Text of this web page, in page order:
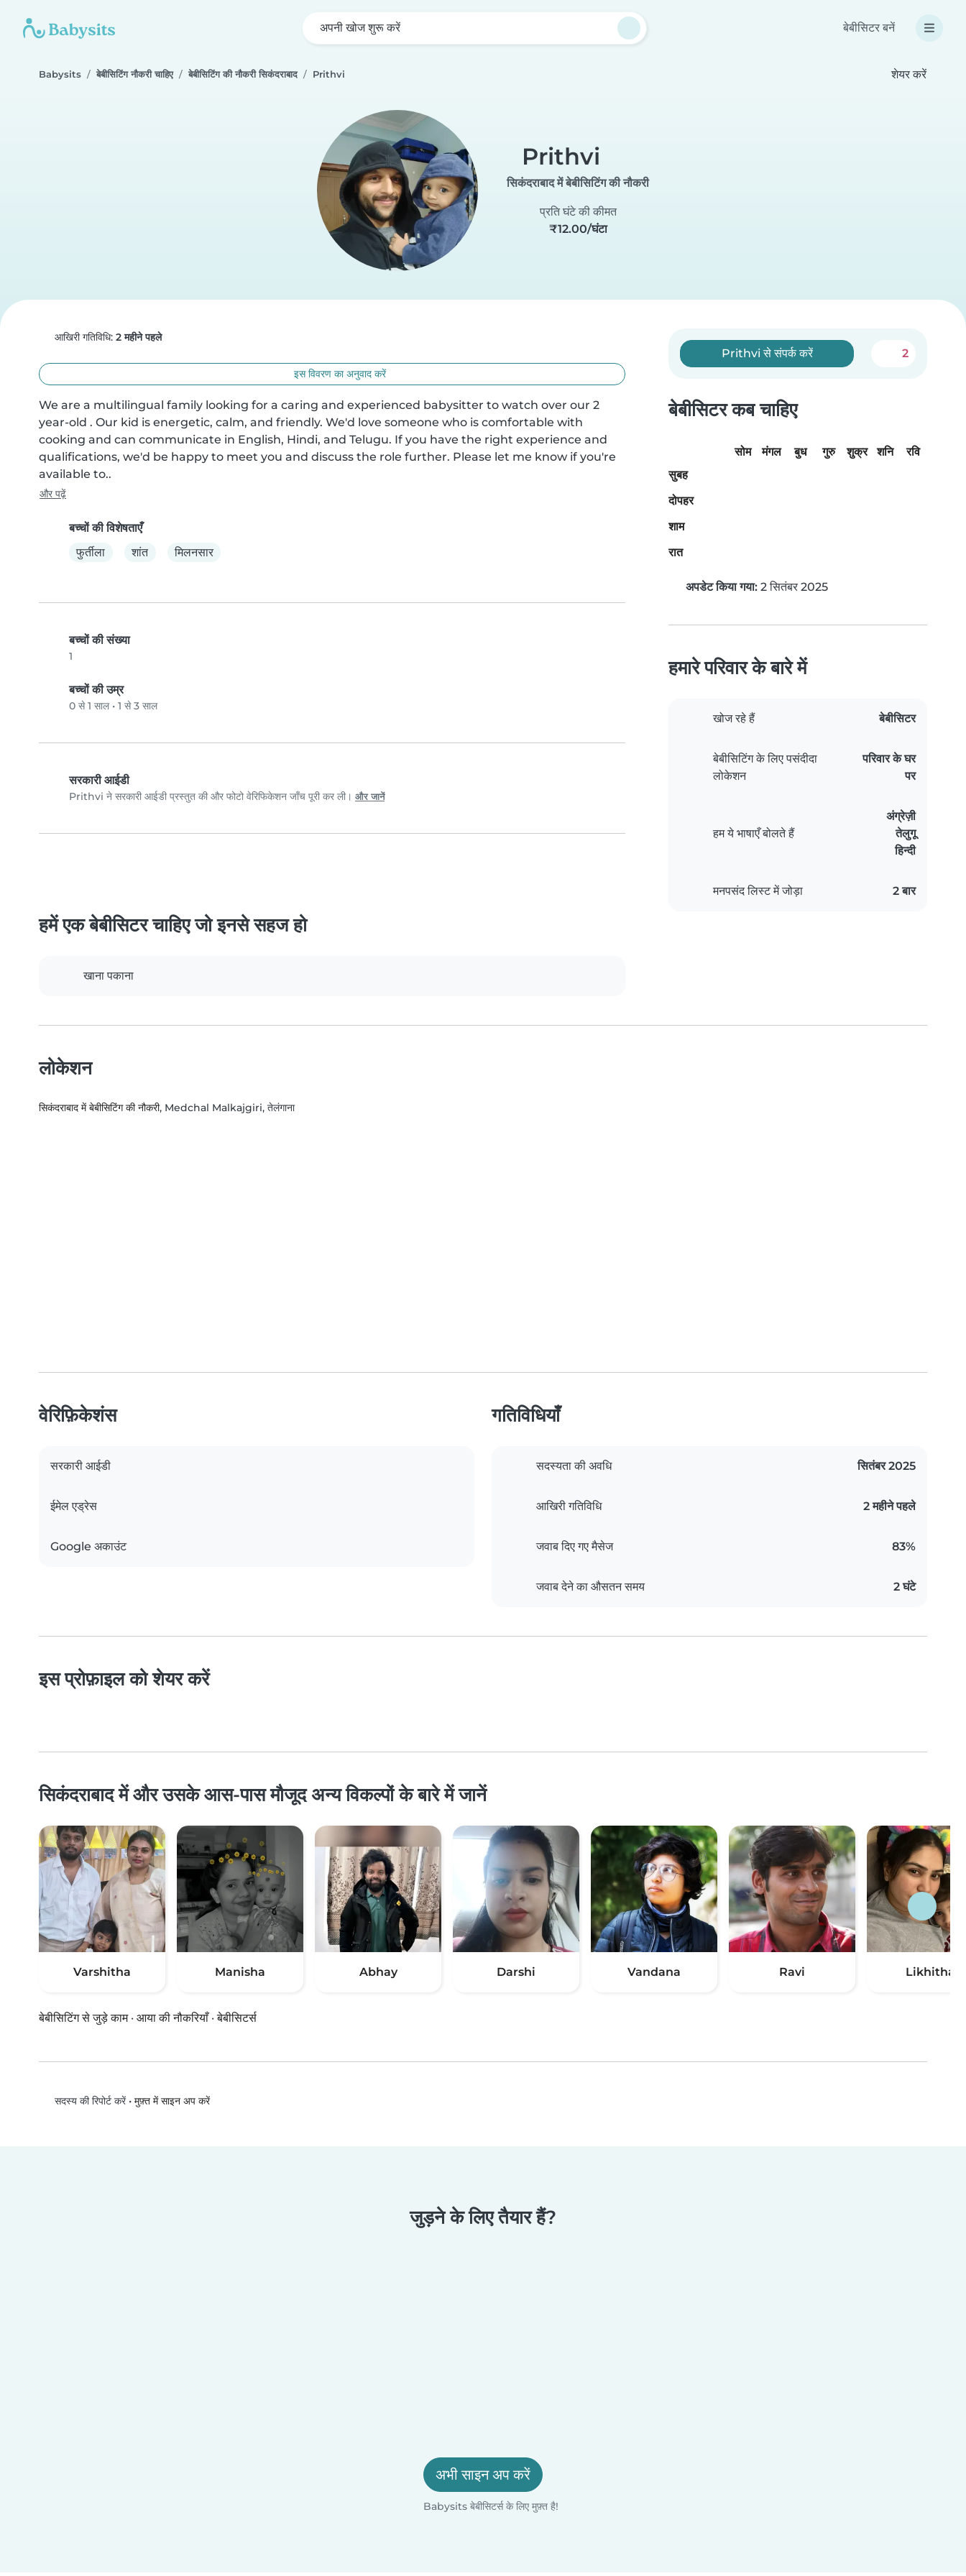
अपनी खोज शुरू करें बेबीसिटर बनें
Babysits बेबीसिटिंग नौकरी चाहिए बेबीसिटिंग की नौकरी सिकंदराबाद Prithvi शेयर करें
Prithvi
सिकंदराबाद में बेबीसिटिंग की नौकरी
प्रति घंटे की कीमत
₹12.00/घंटा
आखिरी गतिविधि: 2 महीने पहले
इस विवरण का अनुवाद करें
We are a multilingual family looking for a caring and experienced babysitter to watch over our 2
year-old . Our kid is energetic, calm, and friendly. We'd love someone who is comfortable with
cooking and can communicate in English, Hindi, and Telugu. If you have the right experience and
qualifications, we'd be happy to meet you and discuss the role further. Please let me know if you're
available to..
और पढ़ें
बच्चों की विशेषताएँ
फुर्तीला
शांत मिलनसार
बच्चों की संख्या
1
बच्चों की उम्र
0 से 1 साल • 1 से 3 साल
सरकारी आईडी
Prithvi ने सरकारी आईडी प्रस्तुत की और फोटो वेरिफिकेशन जाँच पूरी कर ली। और जानें
Prithvi से संपर्क करें 2
बेबीसिटर कब चाहिए
सोम मंगल बुध गुरु शुक्र शनि
रवि
सुबह
दोपहर
शाम
रात
अपडेट किया गया: 2 सितंबर 2025
हमारे परिवार के बारे में
खोज रहे हैं बेबीसिटर
बेबीसिटिंग के लिए पसंदीदा
लोकेशन
परिवार के घर
पर
हम ये भाषाएँ बोलते हैं
अंग्रेज़ी
तेलुगू
हिन्दी
मनपसंद लिस्ट में जोड़ा 2 बार
हमें एक बेबीसिटर चाहिए जो इनसे सहज हो
खाना पकाना
लोकेशन
सिकंदराबाद में बेबीसिटिंग की नौकरी, Medchal Malkajgiri, तेलंगाना
वेरिफ़िकेशंस
सरकारी आईडी
ईमेल एड्रेस
Google अकाउंट
गतिविधियाँ
सदस्यता की अवधि सितंबर 2025
आखिरी गतिविधि 2 महीने पहले
जवाब दिए गए मैसेज 83%
जवाब देने का औसतन समय 2 घंटे
इस प्रोफ़ाइल को शेयर करें
सिकंदराबाद में और उसके आस-पास मौजूद अन्य विकल्पों के बारे में जानें
Varshitha Manisha Abhay Darshi Vandana Ravi Likhitha
बेबीसिटिंग से जुड़े काम · आया की नौकरियाँ ·बेबीसिटर्स
सदस्य की रिपोर्ट करें• मुफ़्त में साइन अप करें
जुड़ने के लिए तैयार हैं?
अभी साइन अप करें
Babysits बेबीसिटर्स के लिए मुफ़्त है!